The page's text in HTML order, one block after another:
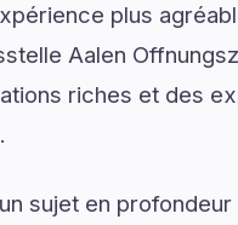
plus
Aalen
riches et des
sujet en